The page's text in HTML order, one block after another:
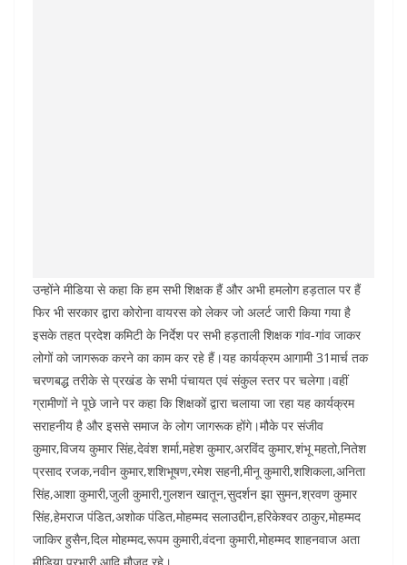
उन्होंने मीडिया से कहा कि हम सभी शिक्षक हैं और अभी हमलोग हड़ताल पर हैं
फिर भी सरकार द्वारा कोरोना वायरस को लेकर जो अलर्ट जारी किया गया है
इसके तहत प्रदेश कमिटी के निर्देश पर सभी हड़ताली शिक्षक गांव-गांव जाकर
लोगों को जागरूक करने का काम कर रहे हैं।यह कार्यक्रम आगामी 31मार्च तक
चरणबद्ध तरीके से प्रखंड के सभी पंचायत एवं संकुल स्तर पर चलेगा।वहीं
ग्रामीणों ने पूछे जाने पर कहा कि शिक्षकों द्वारा चलाया जा रहा यह कार्यक्रम
सराहनीय है और इससे समाज के लोग जागरूक होंगे।मौके पर संजीव
कुमार,विजय कुमार सिंह,देवंश शर्मा,महेश कुमार,अरविंद कुमार,शंभू महतो,नितेश
प्रसाद रजक,नवीन कुमार,शशिभूषण,रमेश सहनी,मीनू कुमारी,शशिकला,अनिता
सिंह,आशा कुमारी,जुली कुमारी,गुलशन खातून,सुदर्शन झा सुमन,श्रवण कुमार
सिंह,हेमराज पंडित,अशोक पंडित,मोहम्मद सलाउद्दीन,हरिकेश्वर ठाकुर,मोहम्मद
जाकिर हुसैन,दिल मोहम्मद,रूपम कुमारी,वंदना कुमारी,मोहम्मद शाहनवाज अता